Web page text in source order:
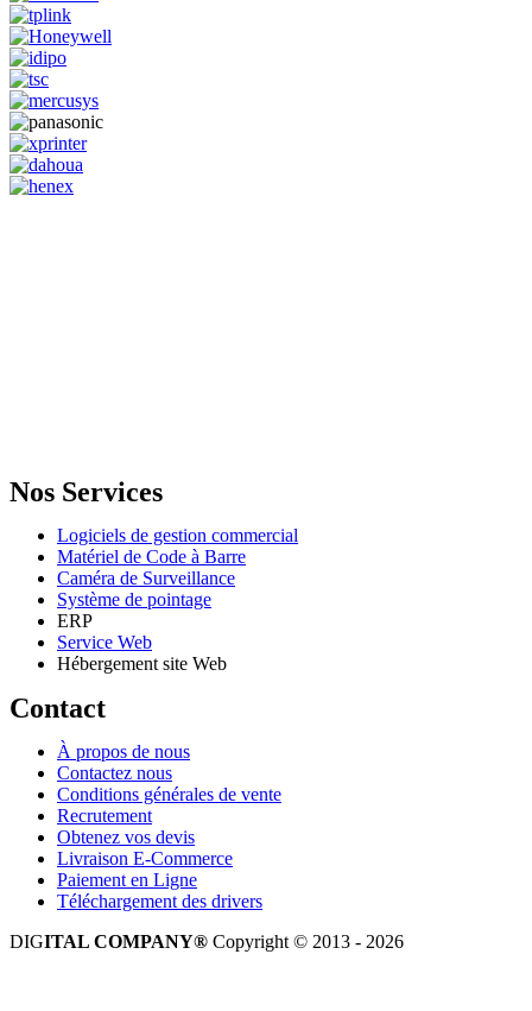
Nos Services
Logiciels de gestion commercial
Matériel de Code à Barre
Caméra de Surveillance
Système de pointage
ERP
Service Web
Hébergement site Web
Contact
À propos de nous
Contactez nous
Conditions générales de vente
Recrutement
Obtenez vos devis
Livraison E-Commerce
Paiement en Ligne
Téléchargement des drivers
DIGITAL COMPANY® Copyright © 2013 - 2026